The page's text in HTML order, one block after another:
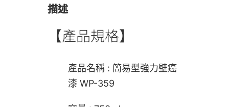
描述
【產品規格】
產品名稱 : 簡易型強力壁癌
漆 WP-359